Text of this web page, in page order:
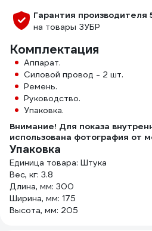
Гарантия производителя
на товары ЗУБР
Комплектация
Аппарат.
Силовой провод - 2 шт.
Ремень.
Руководство.
Упаковка.
Внимание! Для показа
использована фотография от
Упаковка
Единица товара: Штука
Вес, кг: 3.8
Длина, мм: 300
Ширина, мм: 175
Высота, мм: 205